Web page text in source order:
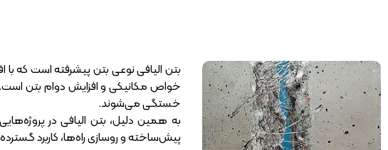
بتن الیافی نوعی بتن پیشرفته است که
خواص مکانیکی و افزایش دوام بتن
خستگی می‌شوند.
به همین دلیل، بتن الیافی در
پیش‌ساخته و روسازی راه‌ها، کاربرد